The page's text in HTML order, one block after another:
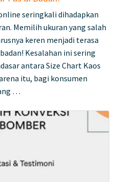
seringkali dihadapkan
Memilih ukuran yang salah
keren menjadi terasa
Kesalahan ini sering
antara Size Chart Kaos
itu, bagi konsumen
…